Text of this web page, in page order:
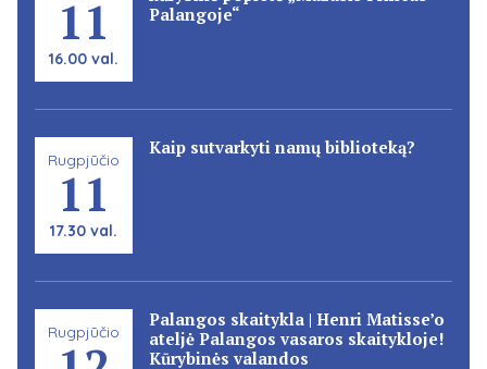
11
16.00 val.
Palangoje“
Rugpjūčio
11
17.30 val.
Kaip sutvarkyti namų biblioteką?
Rugpjūčio
Palangos skaitykla | Henri Matisse’o
ateljė Palangos vasaros skaitykloje!
Kūrybinės valandos